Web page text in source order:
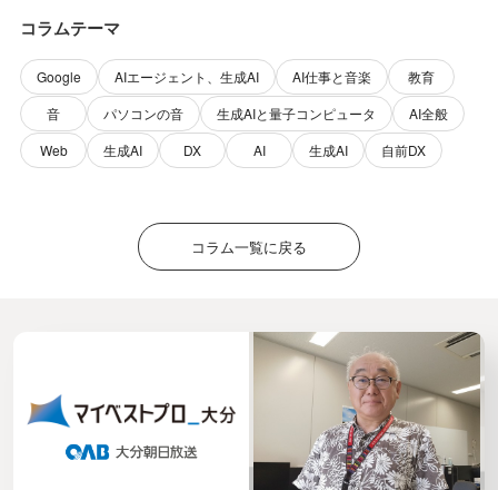
コラムテーマ
Google AIエージェント、生成AI AI仕事と音楽
教育
音
パソコンの音 生成AIと量子コンピュータ
AI全般
Web
生成AI DX AI 生成AI 自前DX
コラム一覧に戻る